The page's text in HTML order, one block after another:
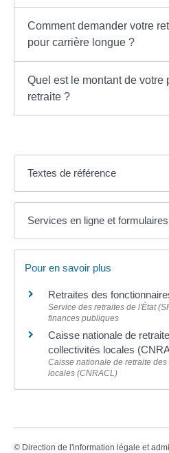
Comment demander votre
pour carrière longue ?
Quel est le montant de votre
retraite ?
Textes de référence
Services en ligne et formulaires
Pour en savoir plus
Retraites des
Service des retraites de l'État
finances publiques
Caisse nationale de
collectivités locales
Caisse nationale de retraite
locales (CNRACL)
© Direction de l'information légale et